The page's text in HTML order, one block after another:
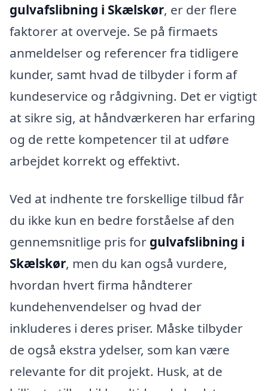
gulvafslibning i Skælskør, er der flere
faktorer at overveje. Se på firmaets
anmeldelser og referencer fra tidligere
kunder, samt hvad de tilbyder i form af
kundeservice og rådgivning. Det er vigtigt
at sikre sig, at håndværkeren har erfaring
og de rette kompetencer til at udføre
arbejdet korrekt og effektivt.
Ved at indhente tre forskellige tilbud får
du ikke kun en bedre forståelse af den
gennemsnitlige pris for gulvafslibning i
Skælskør, men du kan også vurdere,
hvordan hvert firma håndterer
kundehenvendelser og hvad der
inkluderes i deres priser. Måske tilbyder
de også ekstra ydelser, som kan være
relevante for dit projekt. Husk, at de